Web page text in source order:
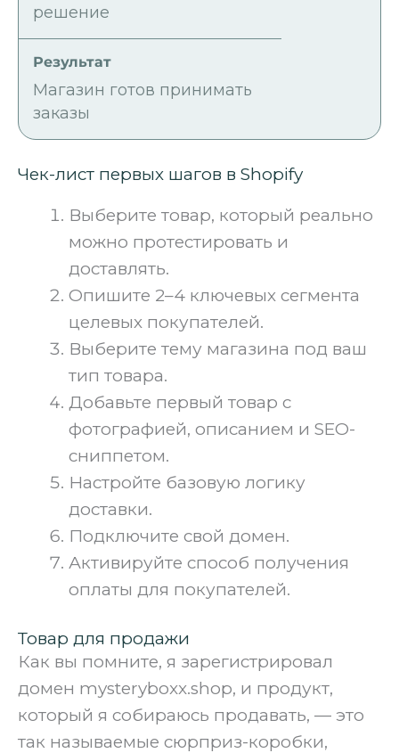
решение
Магазин готов принимать
заказы
Чек-лист первых шагов в Shopify
Выберите товар, который реально
можно протестировать и
доставлять.
Опишите 2–4 ключевых сегмента
целевых покупателей.
Выберите тему магазина под ваш
тип товара.
Добавьте первый товар с
фотографией, описанием и SEO-
сниппетом.
Настройте базовую логику
доставки.
Подключите свой домен.
Активируйте способ получения
оплаты для покупателей.
Товар для продажи
Как вы помните, я зарегистрировал
домен mysteryboxx.shop, и продукт,
который я собираюсь продавать, — это
так называемые сюрприз-коробки,